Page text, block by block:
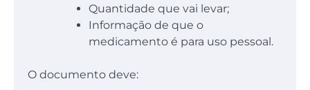
Quantidade que vai levar;
Informação de que o
medicamento é para uso pessoal.
O documento deve: